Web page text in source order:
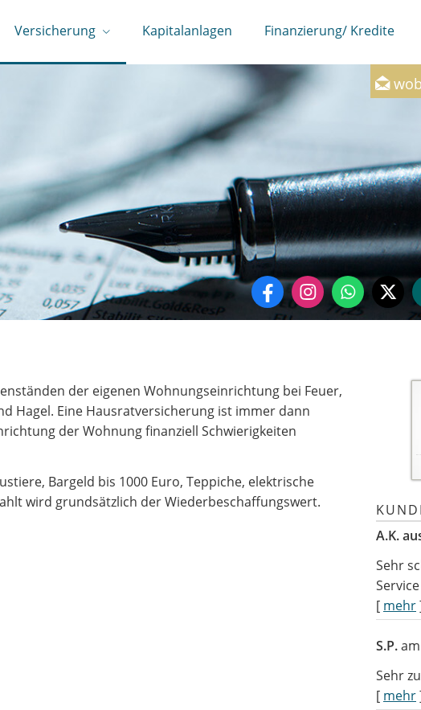
Versicherung Kapitalanlagen Finanzierung/ Kredite
A.K.
Sehr
Service
[ mehr
S.P.
Sehr
[ mehr
der eigenen Wohnungseinrichtung bei Feuer,
Hagel. Eine Hausratversicherung ist immer dann
der Wohnung finanziell Schwierigkeiten
Bargeld bis 1000 Euro, Teppiche, elektrische
wird grundsätzlich der Wiederbeschaffungswert.